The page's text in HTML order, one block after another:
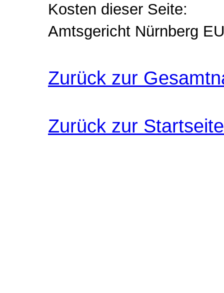
Kosten dieser Seite:
Amtsgericht Nürnberg
Zurück zur
Zurück zur Startseite